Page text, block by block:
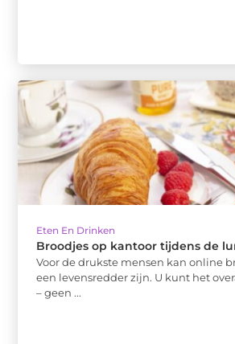
Eten En Drinken
Broodjes op kantoor tijdens de
Voor de drukste mensen kan online
een levensredder zijn. U kunt het
– geen ...